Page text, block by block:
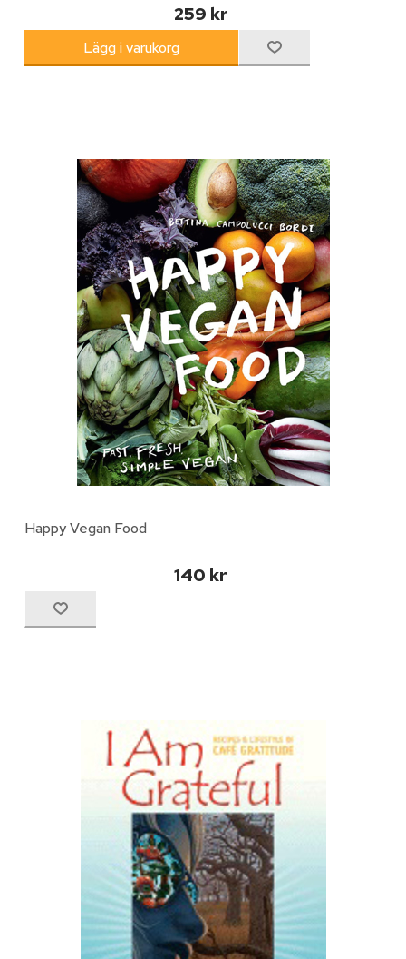
259 kr
Happy Vegan Food
140 kr